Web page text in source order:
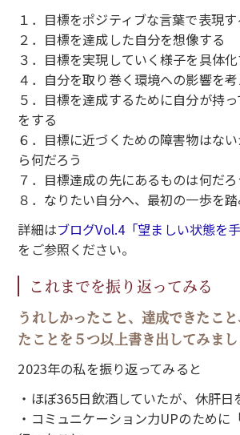
１．目標をポジティブな言葉で表現す
２．目標を達成した自分を想像する
３．目標を実現していく様子を具体化
４．自分を取り巻く環境への影響を考
５．目標を達成するために自分が持
をする
６．目標に近づくための障害物はな
ら何だろう
７．目標達成の先にあるものは何だろ
８．なりたい自分へ、最初の一歩を踏
詳細はブログVol.4「望ましい状態を
をご参照ください。
これまでを振り返ってみる
うれしかったこと、達成できたこ
たことを５つ以上書き出してみまし
2023年の私を振り返ってみると
・ほぼ365日飲酒していたが、休肝日
・コミュニケーション力UPのために